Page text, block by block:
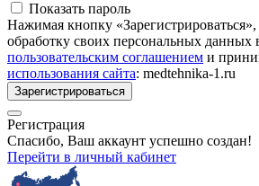
Показать пароль
Нажимая кнопку «Зарегистрироваться»,
обработку своих персональных данных
пользовательским соглашением и
использования сайта: medtehnika-1.ru
Зарегистрироваться
Регистрация
Спасибо, Ваш аккаунт успешно создан!
Перейти в личный кабинет